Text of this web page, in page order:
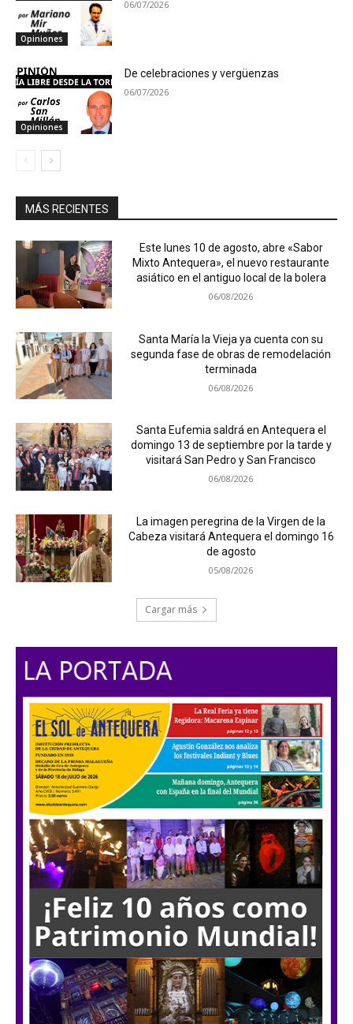
Opiniones
06/07/2026
Opiniones
De celebraciones y vergüenzas
06/07/2026
MÁS RECIENTES
Este lunes 10 de agosto, abre «Sabor
Mixto Antequera», el nuevo restaurante
asiático en el antiguo local de la bolera
06/08/2026
Santa María la Vieja ya cuenta con su
segunda fase de obras de remodelación
terminada
06/08/2026
Santa Eufemia saldrá en Antequera el
domingo 13 de septiembre por la tarde y
visitará San Pedro y San Francisco
06/08/2026
La imagen peregrina de la Virgen de la
Cabeza visitará Antequera el domingo 16
de agosto
05/08/2026
Cargar más